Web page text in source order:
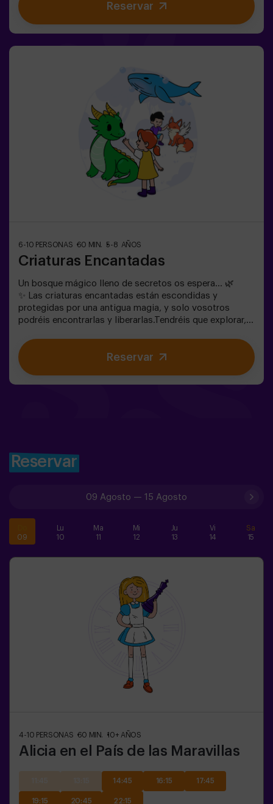
coordinarse y saber cuándo atacar o defender.Aquí no
solo se trata de correr, sino de jugar en equipo y tomar
Reservar
6-10 PERSONAS 60 MIN. 5-8 AÑOS
Criaturas Encantadas
Un bosque mágico lleno de secretos os espera… 🌿
✨ Las criaturas encantadas están escondidas y
protegidas por una antigua magia, y solo vosotros
podréis encontrarlas y liberarlas.Tendréis que explorar,
esconden y cómo romper los hechizos que las
mantienen atrapadas. Cada criatura es única y os
pondrá a prueba de una forma diferente.Aquí no se trata
Reservar
Reservar
09 Agosto — 15 Agosto
09
Lu
10
Ma
11
Mi
12
Ju
13
Vi
14
Sa
15
4-10 PERSONAS 60 MIN. 10+ AÑOS
Alicia en el País de las Maravillas
14:45 16:15 17:45
19:15 20:45 22:15